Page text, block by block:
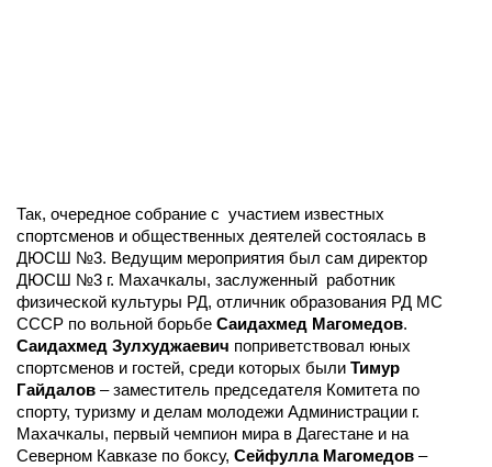
Так, очередное собрание с участием известных
спортсменов и общественных деятелей состоялась в
ДЮСШ №3. Ведущим мероприятия был сам директор
ДЮСШ №3 г. Махачкалы, заслуженный работник
физической культуры РД, отличник образования РД МС
СССР по вольной борьбе Саидахмед Магомедов.
Саидахмед Зулхуджаевич поприветствовал юных
спортсменов и гостей, среди которых были Тимур
Гайдалов – заместитель председателя Комитета по
спорту, туризму и делам молодежи Администрации г.
Махачкалы, первый чемпион мира в Дагестане и на
Северном Кавказе по боксу, Сейфулла Магомедов –